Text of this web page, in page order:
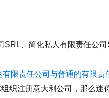
、简化私人有限责任公司
限责任公司与普通的有限责
织注册意大利公司，那么迷